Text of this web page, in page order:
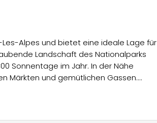
Alpes und bietet eine ideale Lage für
Landschaft des Nationalparks
Sonnentage im Jahr. In der Nähe
Märkten und gemütlichen Gassen.
Saint Véran, das
laden zu Ausflügen ein. Für Familien